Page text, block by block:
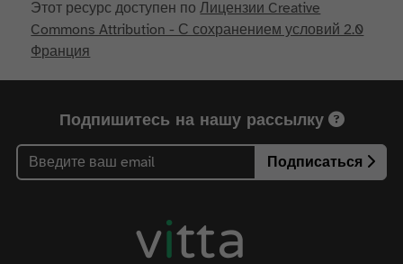
Этот ресурс доступен поЛицензии Creative
Commons Attribution - С сохранением условий 2.0
Франция
Подпишитесь на нашу рассылку
Подписаться